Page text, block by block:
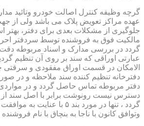
عهده مراکز تعویض پلاک می باشد ولی از
جلوگیری از مشکلات بعدی برای دفتر،
مالکیت فوق به فروشنده توسط سردفتر
گردد در بررسی مدارک و اسناد مربوطه
عبارتی اوراقی که سند بر روی آن تنظیم
الامکان در قسمت اوراق مفقودی و سرقتی
دفترخانه تنظیم کننده سند ملاحظه و در
دفتر مربوطه تماس حاصل گردد و در
دسترس نیست رونوشت برابر با اصل سند از
گردد ، تنها در مورد بند ۵ با
وتوافق کانون با ناجا به بنچاق با نام